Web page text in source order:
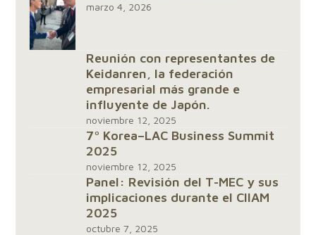
marzo 4, 2026
Reunión con representantes de
Keidanren, la federación
empresarial más grande e
influyente de Japón.
noviembre 12, 2025
7º Korea–LAC Business Summit
2025
noviembre 12, 2025
Panel: Revisión del T-MEC y sus
implicaciones durante el CIIAM
2025
octubre 7, 2025